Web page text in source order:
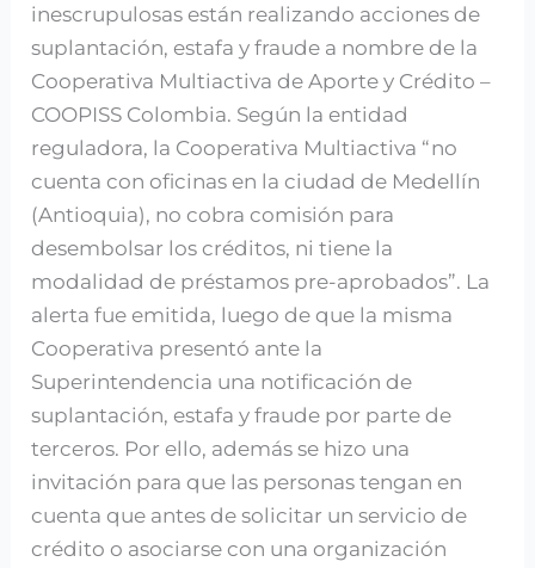
inescrupulosas están realizando acciones de
suplantación, estafa y fraude a nombre de la
Cooperativa Multiactiva de Aporte y Crédito –
COOPISS Colombia. Según la entidad
reguladora, la Cooperativa Multiactiva “no
cuenta con oficinas en la ciudad de Medellín
(Antioquia), no cobra comisión para
desembolsar los créditos, ni tiene la
modalidad de préstamos pre-aprobados”. La
alerta fue emitida, luego de que la misma
Cooperativa presentó ante la
Superintendencia una notificación de
suplantación, estafa y fraude por parte de
terceros. Por ello, además se hizo una
invitación para que las personas tengan en
cuenta que antes de solicitar un servicio de
crédito o asociarse con una organización